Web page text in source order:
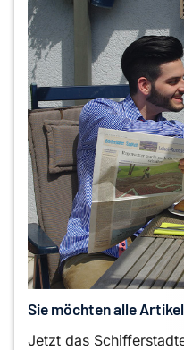
Sie möchten alle
Jetzt das